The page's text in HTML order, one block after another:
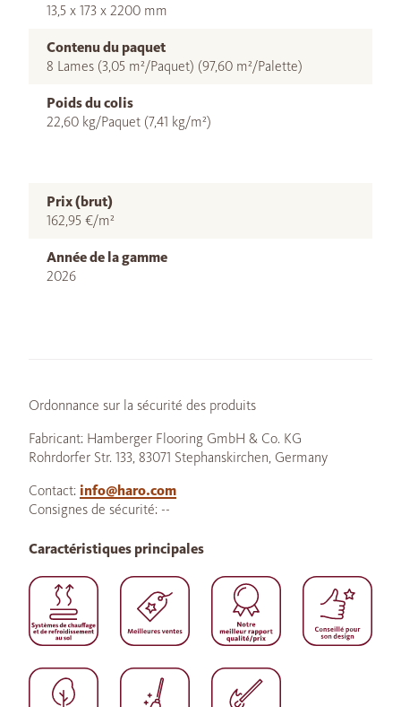
13,5 x 173 x 2200 mm
Contenu du paquet
8 Lames (3,05 m²/Paquet) (97,60 m²/Palette)
Poids du colis
22,60 kg/Paquet (7,41 kg/m²)
Prix (brut)
162,95 €/m²
Année de la gamme
2026
Ordonnance sur la sécurité des produits
Fabricant: Hamberger Flooring GmbH & Co. KG
Rohrdorfer Str. 133, 83071 Stephanskirchen, Germany
Contact: info@haro.com
Consignes de sécurité: --
Caractéristiques principales